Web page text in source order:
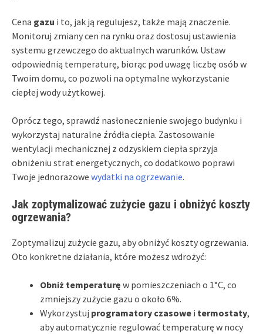
Cena gazu i to, jak ją regulujesz, także mają znaczenie.
Monitoruj zmiany cen na rynku oraz dostosuj ustawienia
systemu grzewczego do aktualnych warunków. Ustaw
odpowiednią temperaturę, biorąc pod uwagę liczbę osób w
Twoim domu, co pozwoli na optymalne wykorzystanie
ciepłej wody użytkowej.
Oprócz tego, sprawdź nasłonecznienie swojego budynku i
wykorzystaj naturalne źródła ciepła. Zastosowanie
wentylacji mechanicznej z odzyskiem ciepła sprzyja
obniżeniu strat energetycznych, co dodatkowo poprawi
Twoje jednorazowe wydatki na ogrzewanie.
Jak zoptymalizować zużycie gazu i obniżyć koszty
ogrzewania?
Zoptymalizuj zużycie gazu, aby obniżyć koszty ogrzewania.
Oto konkretne działania, które możesz wdrożyć:
Obniż temperaturę w pomieszczeniach o 1°C, co
zmniejszy zużycie gazu o około 6%.
Wykorzystuj programatory czasowe i termostaty,
aby automatycznie regulować temperaturę w nocy